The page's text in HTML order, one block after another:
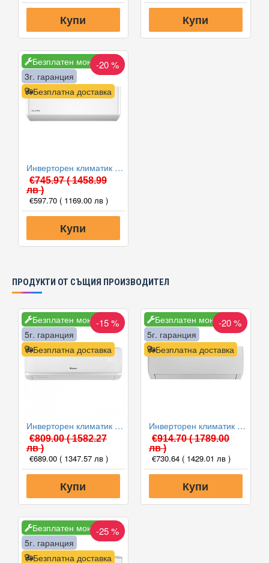
Купи Купи
Безплатен монтаж
Безплатна доставка
3г. гаранция
-20 %
Инверторен климатик Alpin ASW-35PTT Pro, WIFI, 12000 BTU, Клас А++
€745.97( 1458.99
лв )
€597.70 ( 1169.00 лв )
Купи
ПРОДУКТИ ОТ СЪЩИЯ ПРОИЗВОДИТЕЛ
Безплатен монтаж
Безплатна доставка
5г. гаранция
-15 %
Инверторен климатик Gree GWH09AABXB-K6DNA2A-I/GWH09AGBXB-K6DNA1A-O INFINITY II WiFi, 9000 BTU, Клас A++
€809.00( 1582.27
лв )
€689.00 ( 1347.57 лв )
Купи
Безплатен монтаж
Безплатна доставка
5г. гаранция
-20 %
Инверторен климатик Gree GWH12AGCXB-K6DNA1A-I/GWH12AGCXB-K6DNA1A-O PULAR II WiFi, 12000 BTU, Клас A++
€914.70( 1789.00
лв )
€730.64 ( 1429.01 лв )
Купи
Безплатен монтаж
Безплатна доставка
5г. гаранция
-25 %